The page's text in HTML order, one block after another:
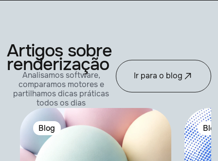
Artigos sobre
renderização
Analisamos software,
comparamos motores e
partilhamos dicas práticas
todos os dias
Ir para o blog
Blog